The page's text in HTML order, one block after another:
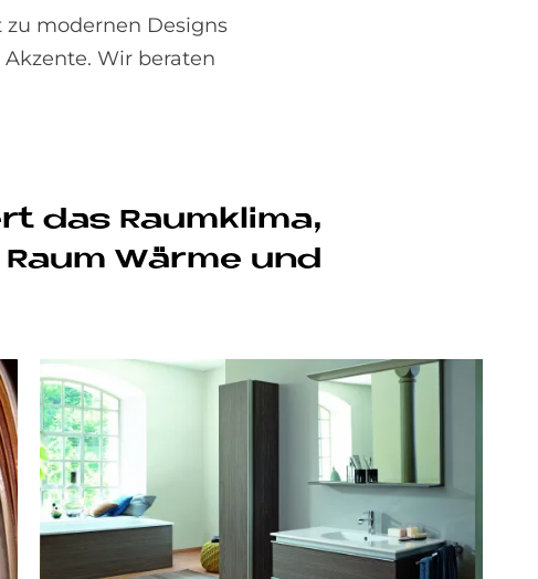
modernen Designs
Wir beraten
das Raum­kli­ma,
Wär­me und